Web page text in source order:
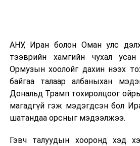
АНУ, Иран болон Оман улс
тээврийн хамгийн чухал
Ормузын хоолойг дахин нээх
байгаа талаар албаныхан
Дональд Трамп тохиролцоог
магадгүй гэж мэдэгдсэн бол
шатандаа орсныг мэдээлжээ.
Гэвч талуудын хооронд хэд